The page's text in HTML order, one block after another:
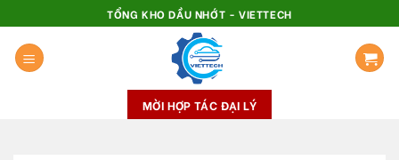
to
content
TỔNG KHO DẦU NHỚT - VIETTECH
MỜI HỢP TÁC ĐẠI LÝ